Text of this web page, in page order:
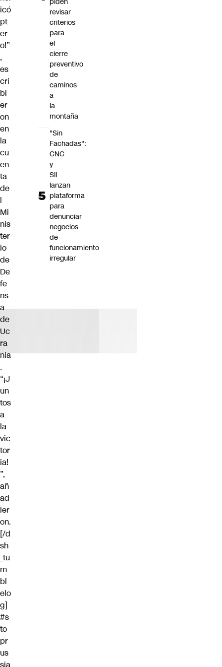
icó
pt
er
o!”
,
es
cri
bi
er
on
en
la
cu
en
ta
de
l
Mi
nis
ter
io
de
De
fe
ns
a
de
Uc
ra
nia
.
“¡J
un
tos
a
la
vic
tor
ia!
”,
añ
ad
ier
on.
[/d
sh
_tu
m
bl
elo
g]
#s
to
pr
us
sia
revisar
criterios
para
el
cierre
preventivo
de
caminos
a
la
montaña
"Sin
Fachadas":
CNC
y
SII
lanzan
plataforma
para
denunciar
negocios
de
funcionamiento
irregular